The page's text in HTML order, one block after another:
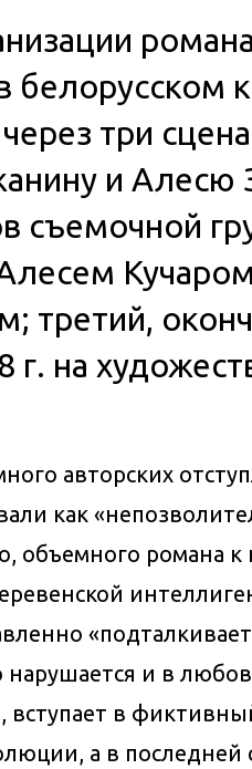
белорусском
три
и Алесю
съемочной
третий,
г. на
авторских
как
объемного романа к
и в
в
а в последней